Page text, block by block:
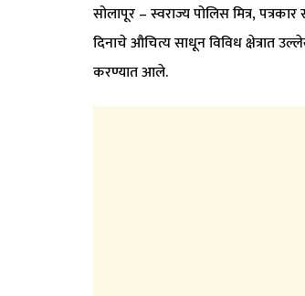
सोलापूर – स्वराज्य पोलिस मित्र,
दिनाचे औचित्य साधून विविध क्षेत्रात
करण्यात आले.